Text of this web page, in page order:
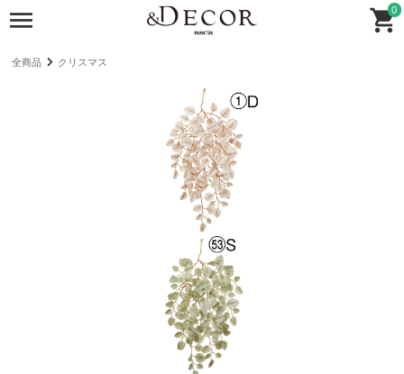
0
全商品 クリスマス